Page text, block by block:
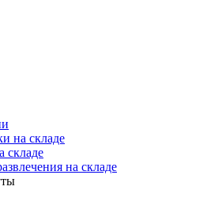
на складе
складе
на складе